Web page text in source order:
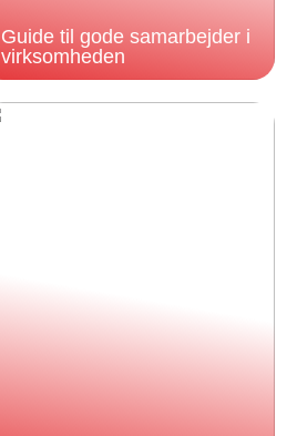
Guide til gode samarbejder i
virksomheden